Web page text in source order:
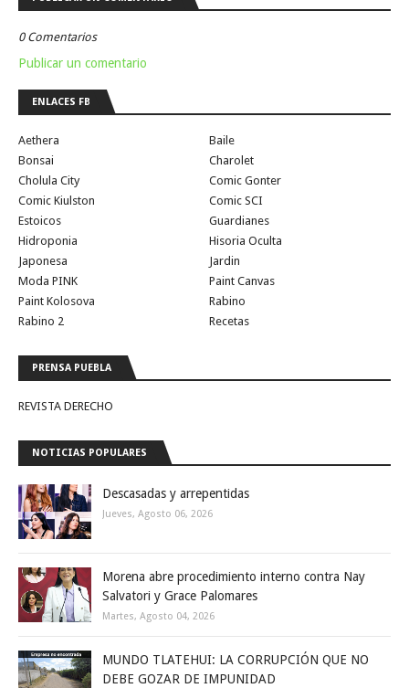
0 Comentarios
Publicar un comentario
ENLACES FB
Aethera
Baile
Bonsai
Charolet
Cholula City
Comic Gonter
Comic Kiulston
Comic SCI
Estoicos
Guardianes
Hidroponia
Hisoria Oculta
Japonesa
Jardin
Moda PINK
Paint Canvas
Paint Kolosova
Rabino
Rabino 2
Recetas
PRENSA PUEBLA
REVISTA DERECHO
NOTICIAS POPULARES
Descasadas y arrepentidas
Jueves, Agosto 06, 2026
Morena abre procedimiento interno contra Nay
Salvatori y Grace Palomares
Martes, Agosto 04, 2026
MUNDO TLATEHUI: LA CORRUPCIÓN QUE NO
DEBE GOZAR DE IMPUNIDAD